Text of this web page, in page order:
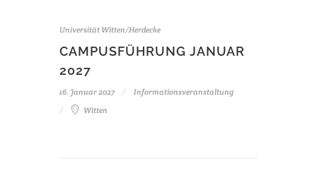
Universität Witten/Herdecke
CAMPUSFÜHRUNG JANUAR
2027
16. Januar 2027
Informationsveranstaltung
Witten